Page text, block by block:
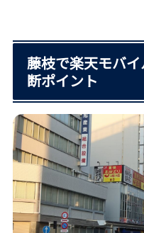
藤枝で楽天モバ
断ポイント